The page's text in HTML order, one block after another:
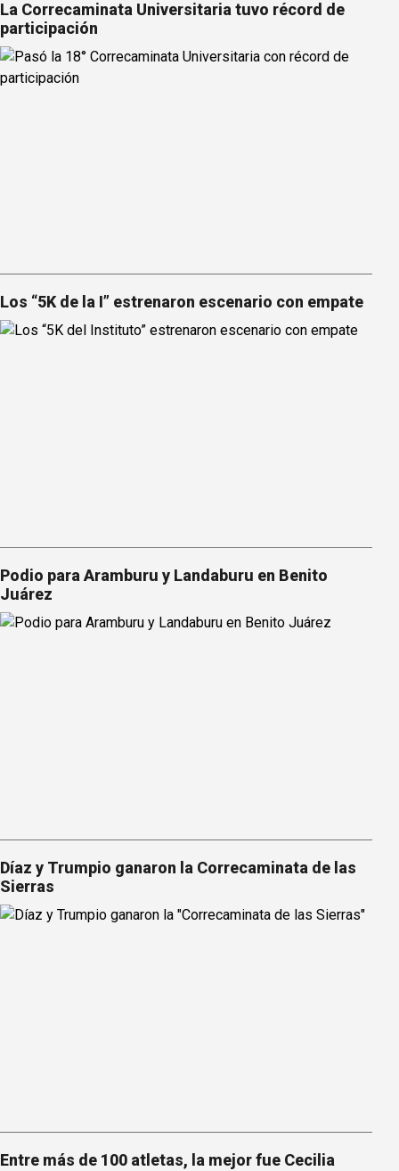
La Correcaminata Universitaria tuvo récord de
participación
Los “5K de la I” estrenaron escenario con empate
Podio para Aramburu y Landaburu en Benito
Juárez
Díaz y Trumpio ganaron la Correcaminata de las
Sierras
Entre más de 100 atletas, la mejor fue Cecilia